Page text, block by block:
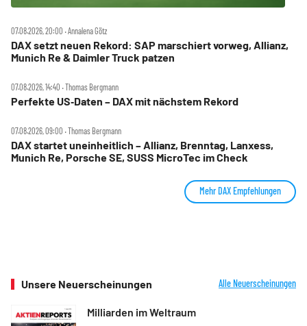
07.08.2026, 20:00 ‧ Annalena Götz
DAX setzt neuen Rekord: SAP marschiert vorweg, Allianz,
Munich Re & Daimler Truck patzen
07.08.2026, 14:40 ‧ Thomas Bergmann
Perfekte US‑Daten – DAX mit nächstem Rekord
07.08.2026, 09:00 ‧ Thomas Bergmann
DAX startet uneinheitlich – Allianz, Brenntag, Lanxess,
Munich Re, Porsche SE, SUSS MicroTec im Check
Mehr DAX Empfehlungen
Unsere Neuerscheinungen Alle Neuerscheinungen
Milliarden im Weltraum